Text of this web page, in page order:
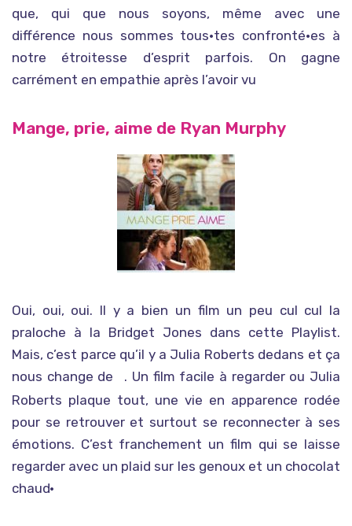
que, qui que nous soyons, même avec une
différence nous sommes tous·tes confronté·es à
notre étroitesse d’esprit parfois. On gagne
carrément en empathie après l’avoir vu
Mange, prie, aime de Ryan Murphy
Oui, oui, oui. Il y a bien un film un peu cul cul la
praloche à la Bridget Jones dans cette Playlist.
Mais, c’est parce qu’il y a Julia Roberts dedans et ça
nous change de
. Un film facile à regarder ou Julia
Roberts plaque tout, une vie en apparence rodée
pour se retrouver et surtout se reconnecter à ses
émotions. C’est franchement un film qui se laisse
regarder avec un plaid sur les genoux et un chocolat
chaud·